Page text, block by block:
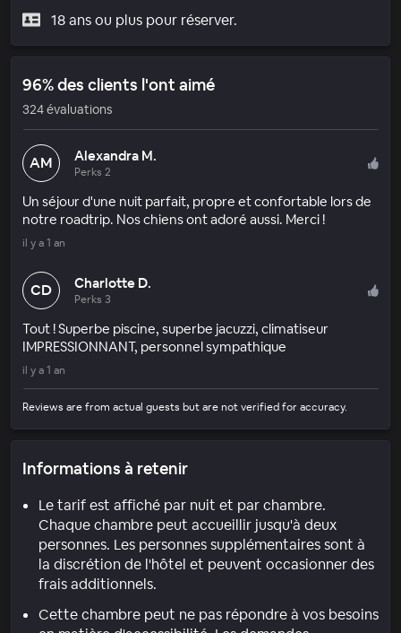
18 ans ou plus pour réserver.
96% des clients l'ont aimé
324 évaluations
AM Alexandra M.
Perks 2
Un séjour d'une nuit parfait, propre et confortable lors de
notre roadtrip. Nos chiens ont adoré aussi. Merci !
il y a 1 an
CD Charlotte D.
Perks 3
Tout ! Superbe piscine, superbe jacuzzi, climatiseur
IMPRESSIONNANT, personnel sympathique
il y a 1 an
Reviews are from actual guests but are not verified for accuracy.
Informations à retenir
Le tarif est affiché par nuit et par chambre.
Chaque chambre peut accueillir jusqu'à deux
personnes. Les personnes supplémentaires sont à
la discrétion de l'hôtel et peuvent occasionner des
frais additionnels.
Cette chambre peut ne pas répondre à vos besoins